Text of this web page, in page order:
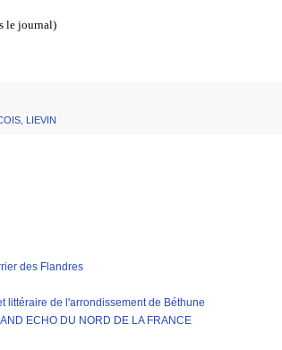
le journal)
LIEVIN
des Flandres
littéraire de l'arrondissement de Béthune
ECHO DU NORD DE LA FRANCE